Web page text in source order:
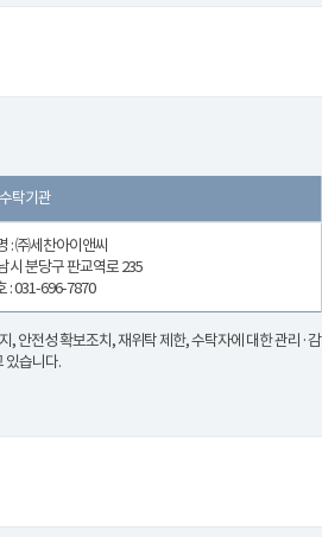
수탁기관
: ㈜세찬아이앤씨
시 분당구 판교역로 235
: 031-696-7870
안전성 확보조치, 재위탁 제한, 수탁자에 대한 관리·감
있습니다.